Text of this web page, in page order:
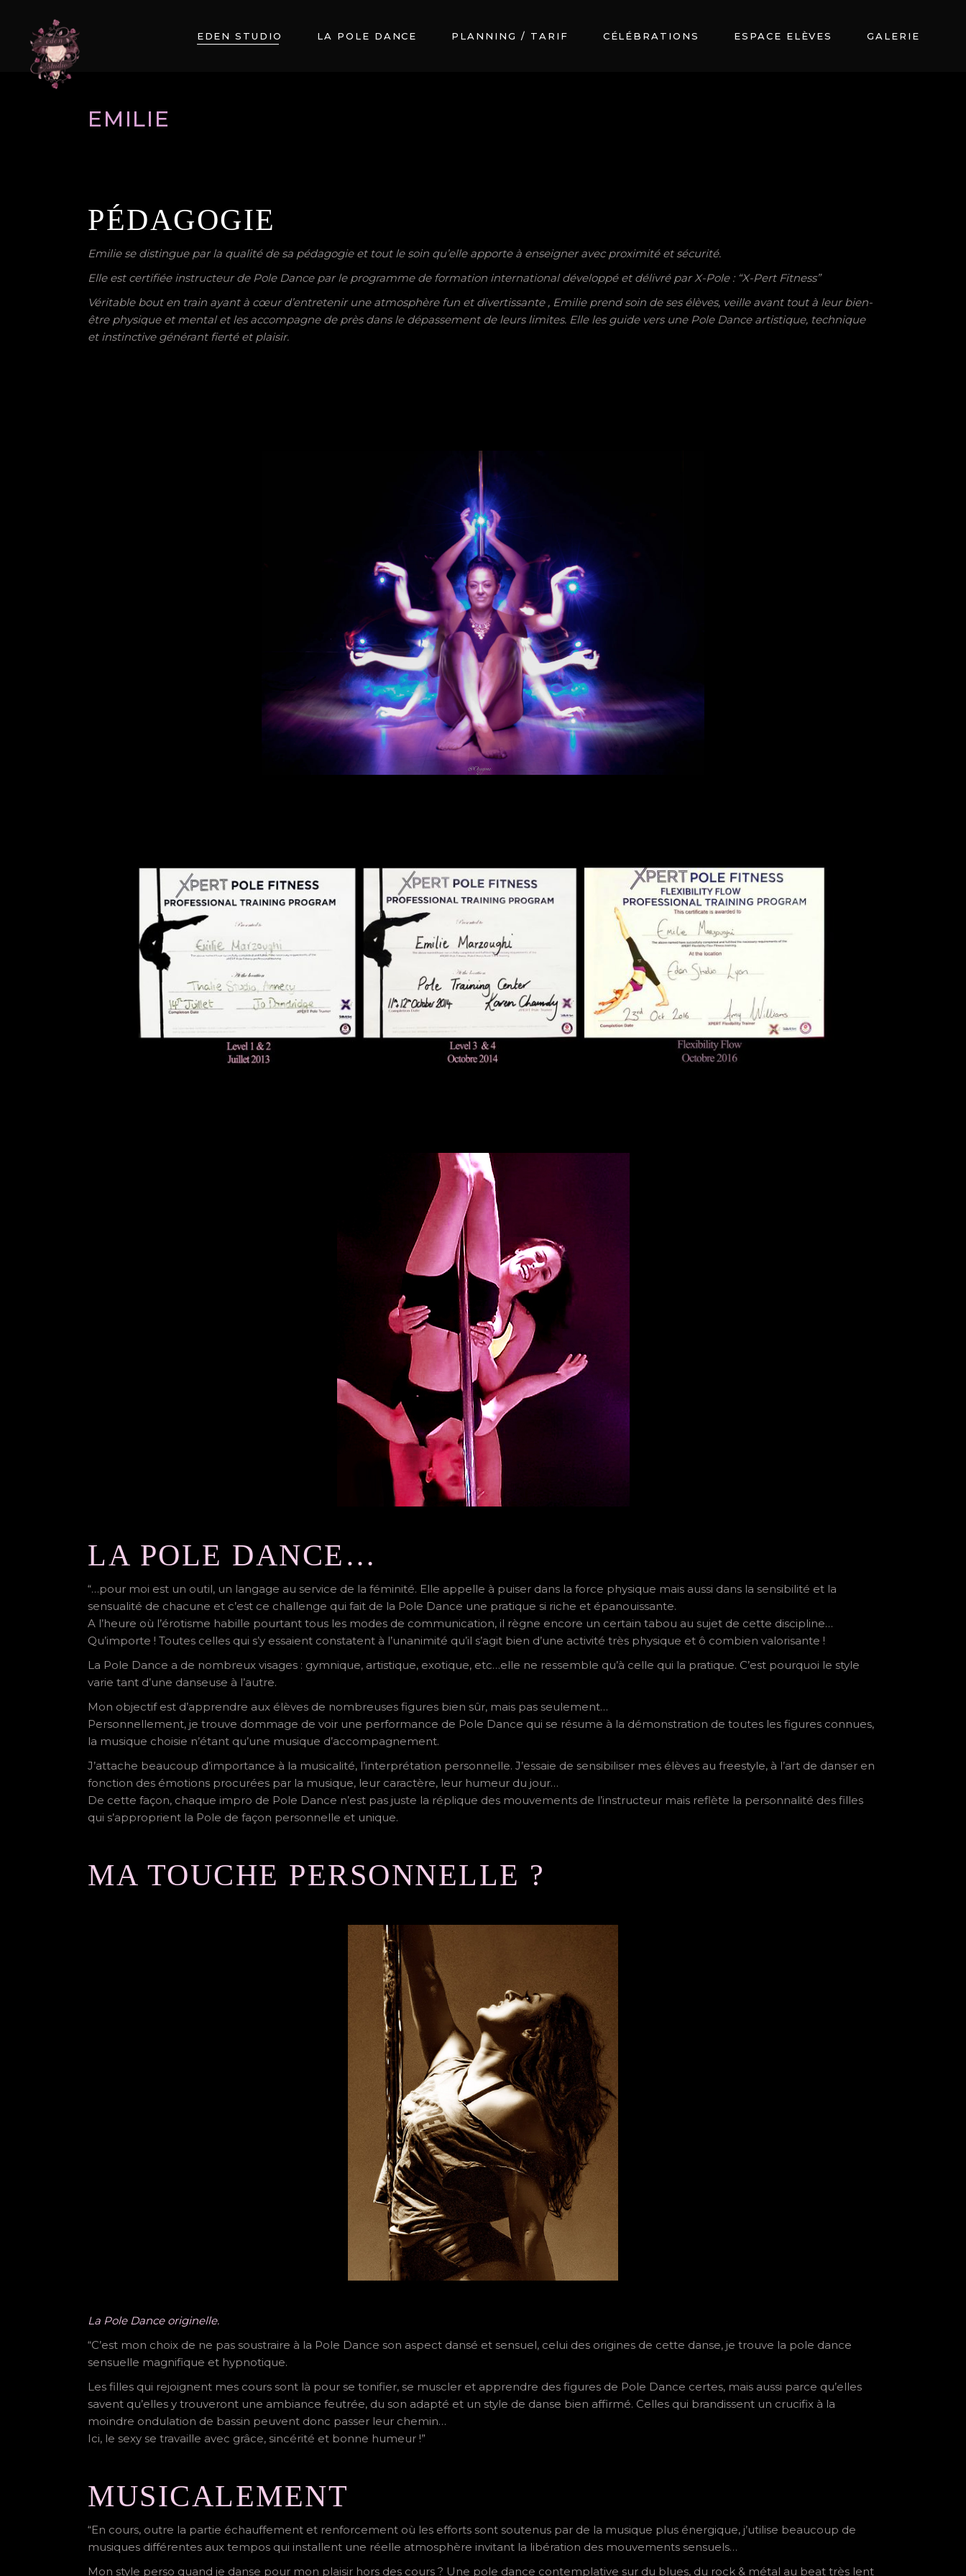
EDEN STUDIO LA POLE DANCE PLANNING / TARIF CÉLÉBRATIONS ESPACE ELÈVES GALERIE
EMILIE
PÉDAGOGIE
Emilie se distingue par la qualité de sa pédagogie et tout le soin qu’elle apporte à enseigner avec proximité et sécurité.
Elle est certifiée instructeur de Pole Dance par le programme de formation international développé et délivré par X-Pole : “X-Pert Fitness”
Véritable bout en train ayant à cœur d’entretenir une atmosphère fun et divertissante , Emilie prend soin de ses élèves, veille avant tout à leur bien-
être physique et mental et les accompagne de près dans le dépassement de leurs limites. Elle les guide vers une Pole Dance artistique, technique
et instinctive générant fierté et plaisir.
LA POLE DANCE…
“…pour moi est un outil, un langage au service de la féminité. Elle appelle à puiser dans la force physique mais aussi dans la sensibilité et la
sensualité de chacune et c’est ce challenge qui fait de la Pole Dance une pratique si riche et épanouissante.
A l’heure où l’érotisme habille pourtant tous les modes de communication, il règne encore un certain tabou au sujet de cette discipline…
Qu’importe ! Toutes celles qui s’y essaient constatent à l’unanimité qu’il s’agit bien d’une activité très physique et ô combien valorisante !
La Pole Dance a de nombreux visages : gymnique, artistique, exotique, etc…elle ne ressemble qu’à celle qui la pratique. C’est pourquoi le style
varie tant d’une danseuse à l’autre.
Mon objectif est d’apprendre aux élèves de nombreuses figures bien sûr, mais pas seulement…
Personnellement, je trouve dommage de voir une performance de Pole Dance qui se résume à la démonstration de toutes les figures connues,
la musique choisie n’étant qu’une musique d’accompagnement.
J’attache beaucoup d’importance à la musicalité, l’interprétation personnelle. J’essaie de sensibiliser mes élèves au freestyle, à l’art de danser en
fonction des émotions procurées par la musique, leur caractère, leur humeur du jour…
De cette façon, chaque impro de Pole Dance n’est pas juste la réplique des mouvements de l’instructeur mais reflète la personnalité des filles
qui s’approprient la Pole de façon personnelle et unique.
MA TOUCHE PERSONNELLE ?
La Pole Dance originelle.
“C’est mon choix de ne pas soustraire à la Pole Dance son aspect dansé et sensuel, celui des origines de cette danse, je trouve la pole dance
sensuelle magnifique et hypnotique.
Les filles qui rejoignent mes cours sont là pour se tonifier, se muscler et apprendre des figures de Pole Dance certes, mais aussi parce qu’elles
savent qu’elles y trouveront une ambiance feutrée, du son adapté et un style de danse bien affirmé. Celles qui brandissent un crucifix à la
moindre ondulation de bassin peuvent donc passer leur chemin…
Ici, le sexy se travaille avec grâce, sincérité et bonne humeur !”
MUSICALEMENT
“En cours, outre la partie échauffement et renforcement où les efforts sont soutenus par de la musique plus énergique, j’utilise beaucoup de
musiques différentes aux tempos qui installent une réelle atmosphère invitant la libération des mouvements sensuels…
Mon style perso quand je danse pour mon plaisir hors des cours ? Une pole dance contemplative sur du blues, du rock & métal au beat très lent